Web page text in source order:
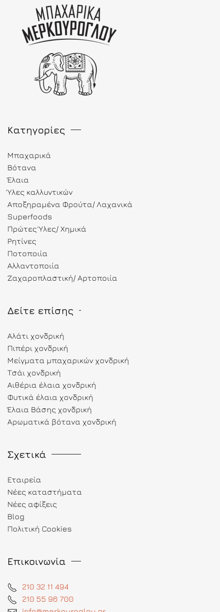
Κατηγορίες
Μπαχαρικά
Βότανα
Έλαια
Ύλες καλλυντικών
Αποξηραμένα Φρούτα/ Λαχανικά
Superfoods
Πρώτες Ύλες/ Χημικά
Ρητίνες
Ποτοποιία
Αλλαντοποιία
Ζαχαροπλαστική/ Αρτοποιία
Δείτε επίσης
Αλάτι χονδρική
Πιπέρι χονδρική
Μείγματα μπαχαρικών χονδρική
Τσάι χονδρική
Αιθέρια έλαια χονδρική
Φυτικά έλαια χονδρική
Έλαια Βάσης χονδρική
Αρωματικά βότανα χονδρική
Σχετικά
Εταιρεία
Νέες καταστήματα
Νέες αφίξεις
Blog
Πολιτική Cookies
Επικοινωνία
210 32 11 494
210 55 96 700